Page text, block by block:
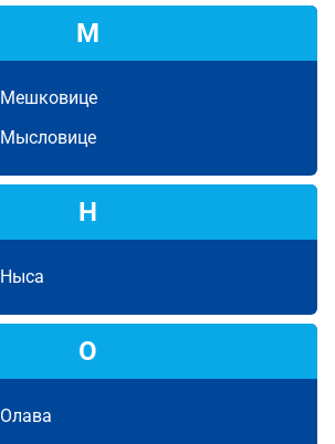
М
Мешковице
Мысловице
Н
Ныса
О
Олава